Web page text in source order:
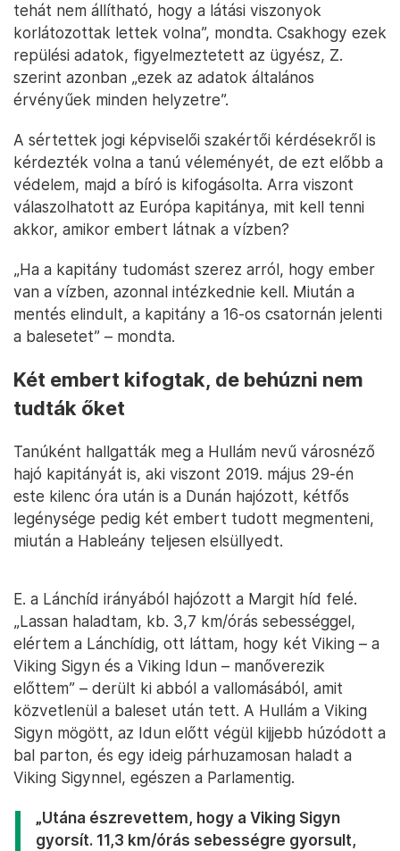
tehát nem állítható, hogy a látási viszonyok
korlátozottak lettek volna”, mondta. Csakhogy ezek
repülési adatok, figyelmeztetett az ügyész, Z.
szerint azonban „ezek az adatok általános
érvényűek minden helyzetre”.
A sértettek jogi képviselői szakértői kérdésekről is
kérdezték volna a tanú véleményét, de ezt előbb a
védelem, majd a bíró is kifogásolta. Arra viszont
válaszolhatott az Európa kapitánya, mit kell tenni
akkor, amikor embert látnak a vízben?
„Ha a kapitány tudomást szerez arról, hogy ember
van a vízben, azonnal intézkednie kell. Miután a
mentés elindult, a kapitány a 16-os csatornán jelenti
a balesetet” – mondta.
Két embert kifogtak, de behúzni nem
tudták őket
Tanúként hallgatták meg a Hullám nevű városnéző
hajó kapitányát is, aki viszont 2019. május 29-én
este kilenc óra után is a Dunán hajózott, kétfős
legénysége pedig két embert tudott megmenteni,
miután a Hableány teljesen elsüllyedt.
E. a Lánchíd irányából hajózott a Margit híd felé.
„Lassan haladtam, kb. 3,7 km/órás sebességgel,
elértem a Lánchídig, ott láttam, hogy két Viking – a
Viking Sigyn és a Viking Idun – manőverezik
előttem” – derült ki abból a vallomásából, amit
közvetlenül a baleset után tett. A Hullám a Viking
Sigyn mögött, az Idun előtt végül kijjebb húzódott a
bal parton, és egy ideig párhuzamosan haladt a
Viking Sigynnel, egészen a Parlamentig.
„Utána észrevettem, hogy a Viking Sigyn
gyorsít. 11,3 km/órás sebességre gyorsult,